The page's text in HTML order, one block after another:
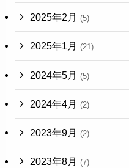
2025年2月 (5)
2025年1月 (21)
2024年5月 (5)
2024年4月 (2)
2023年9月 (2)
2023年8月 (7)